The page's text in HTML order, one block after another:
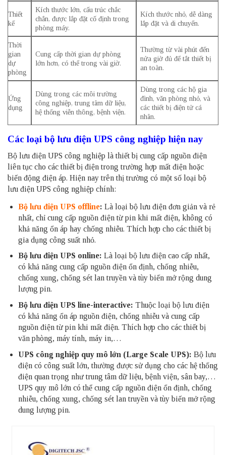
Thiết
kế
Kích thước lớn, cấu trúc chắc
chắn, được lắp đặt cố định trong
phòng máy.
Kích thước nhỏ, dễ dàng
lắp đặt và di chuyển.
Thời
gian
dự
phòng
Cung cấp thời gian dự phòng
lớn hơn, có thể trong vài giờ.
Thường từ vài phút đến
nửa giờ đủ để tắt thiết bị
an toàn.
Ứng
dụng
Dùng trong các môi trường
công nghiệp, trung tâm dữ liệu,
hệ thống viễn thông, bệnh viện.
Dùng trong các hộ gia
đình, văn phòng nhỏ, và
các thiết bị điện tử cá
nhân.
Các loại bộ lưu điện UPS công nghiệp hiện nay
Bộ lưu điện UPS công nghiệp là thiết bị cung cấp nguồn điện
liên tục cho các thiết bị điện trong trường hợp mất điện hoặc
biến động điện áp. Hiện nay trên thị trường có một số loại bộ
lưu điện UPS công nghiệp chính:
Bộ lưu điện UPS offline: Là loại bộ lưu điện đơn giản và rẻ
nhất, chỉ cung cấp nguồn điện từ pin khi mất điện, không có
khả năng ổn áp hay chống nhiễu. Thích hợp cho các thiết bị
gia dụng công suất nhỏ.
Bộ lưu điện UPS online: Là loại bộ lưu điện cao cấp nhất,
có khả năng cung cấp nguồn điện ổn định, chống nhiễu,
chống xung, chống sét lan truyền và tùy biến mở rộng dung
lượng pin.
Bộ lưu điện UPS line-interactive: Thuộc loại bộ lưu điện
có khả năng ổn áp nguồn điện, chống nhiễu và cung cấp
nguồn điện từ pin khi mất điện. Thích hợp cho các thiết bị
văn phòng, máy tính, máy in,…
UPS công nghiệp quy mô lớn (Large Scale UPS): Bộ lưu
điện có công suất lớn, thường được sử dụng cho các hệ thống
điện quan trọng như trung tâm dữ liệu, bệnh viện, sân bay,…
UPS quy mô lớn có thể cung cấp nguồn điện ổn định, chống
nhiễu, chống xung, chống sét lan truyền và tùy biến mở rộng
dung lượng pin.